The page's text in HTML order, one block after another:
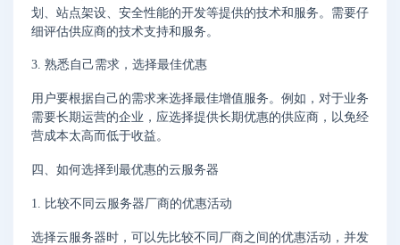
划、站点架设、安全性能的开发等提供的技术和服务。需要仔
细评估供应商的技术支持和服务。
3. 熟悉自己需求，选择最佳优惠
用户要根据自己的需求来选择最佳增值服务。例如，对于业务
需要长期运营的企业，应选择提供长期优惠的供应商，以免经
营成本太高而低于收益。
四、如何选择到最优惠的云服务器
1. 比较不同云服务器厂商的优惠活动
选择云服务器时，可以先比较不同厂商之间的优惠活动，并发